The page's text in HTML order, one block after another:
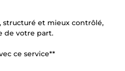
structuré et mieux contrôlé,
de votre part.
ce service**